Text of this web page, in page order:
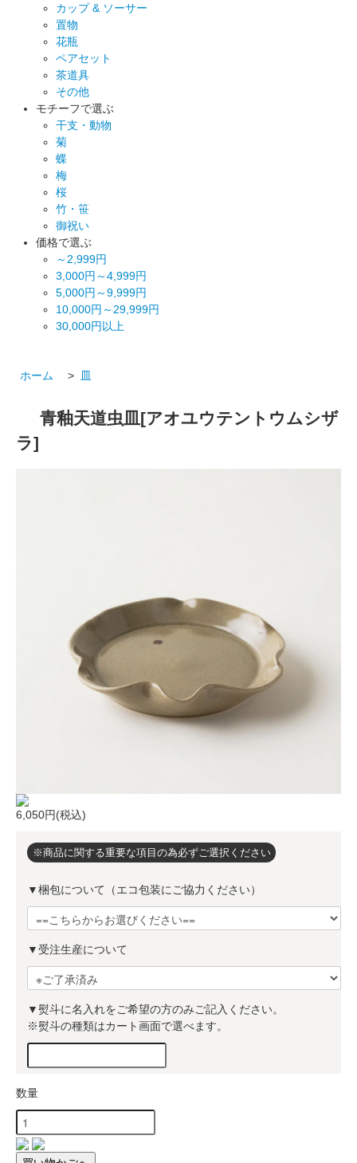
カップ & ソーサー
置物
花瓶
ペアセット
茶道具
その他
モチーフで選ぶ
干支・動物
菊
蝶
梅
桜
竹・笹
御祝い
価格で選ぶ
～2,999円
3,000円～4,999円
5,000円～9,999円
10,000円～29,999円
30,000円以上
ホーム > 皿
青釉天道虫皿[アオユウテントウムシザ
ラ]
6,050円(税込)
※商品に関する重要な項目の為必ずご選択ください
▼梱包について（エコ包装にご協力ください）
▼受注生産について
▼熨斗に名入れをご希望の方のみご記入ください。
※熨斗の種類はカート画面で選べます。
数量